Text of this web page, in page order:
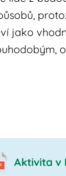
jako
Aktivita v